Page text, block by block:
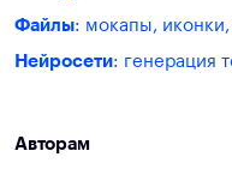
Файлы: мокапы,
Нейросети: генерация
Авторам